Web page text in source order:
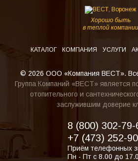
Хорошо быть
в теплой компании
КАТАЛОГ КОМПАНИЯ УСЛУГИ
© 2026 ООО «Компания ВЕСТ».
Группа Компаний «ВЕСТ» является
отопительного и
заслужившим доверие
8 (800) 302-79-
+7 (473) 252-
Приём телефонных
Пн - Пт с 8.00 до